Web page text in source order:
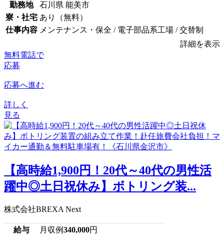
勤務地
石川県 能美市
寮・社宅 あり（無料）
仕事内容 メンテナンス・保全 / 電子部品系工場 / 交替制
詳細を表示
無料電話で
応募
応募へ進む
詳しく
見る
【高時給1,900円！20代～40代の男性活
躍中◎土日祝休み】ボトリング装...
株式会社BREXA Next
給与 月収例340,000円